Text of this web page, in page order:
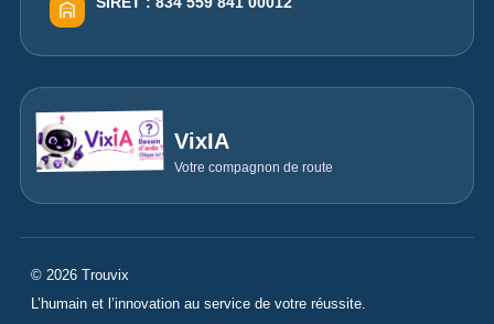
VixIA
Votre compagnon de route
© 2026 Trouvix
L’humain et l’innovation au service de votre réussite.